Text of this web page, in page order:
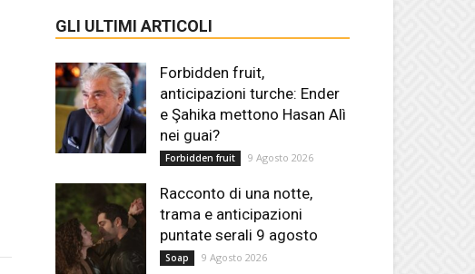
GLI ULTIMI ARTICOLI
Forbidden fruit,
anticipazioni turche: Ender
e Şahika mettono Hasan Alì
nei guai?
Forbidden fruit 9 Agosto 2026
Racconto di una notte,
trama e anticipazioni
puntate serali 9 agosto
Soap 9 Agosto 2026